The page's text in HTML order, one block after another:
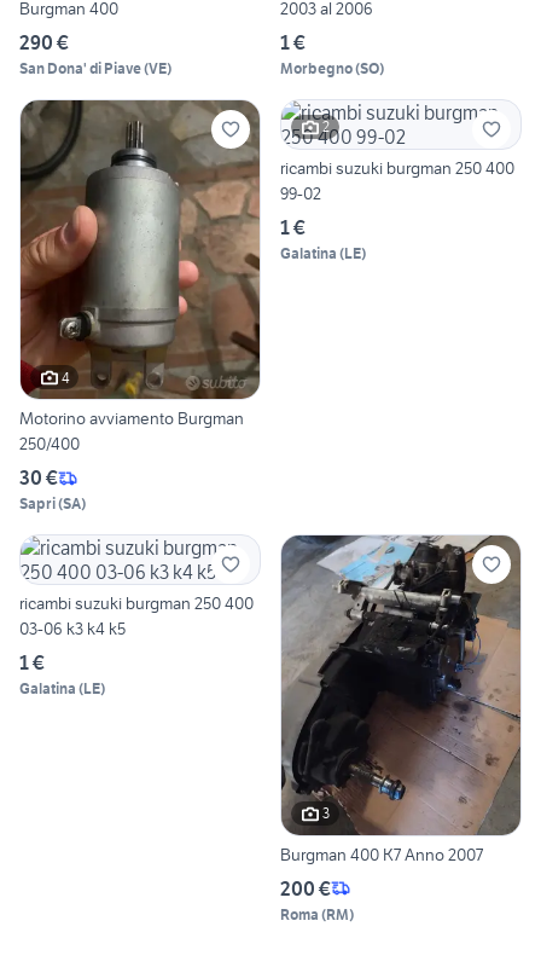
Burgman 400
290 €
San Dona' di Piave(VE)
2003 al 2006
1 €
Morbegno(SO)
4
Motorino avviamento Burgman
250/400
30 €
Sapri(SA)
2
ricambi suzuki burgman 250 400
99-02
1 €
Galatina (LE)
ricambi suzuki burgman 250 400
03-06 k3 k4 k5
1 €
Galatina (LE)
3
Burgman 400 K7 Anno 2007
200 €
Roma (RM)